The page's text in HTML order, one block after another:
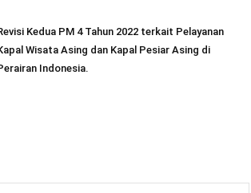
Kedua PM 4 Tahun 2022 terkait Pelayanan
Wisata Asing dan Kapal Pesiar Asing di
Indonesia.